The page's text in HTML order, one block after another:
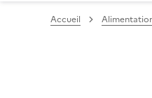
Accueil